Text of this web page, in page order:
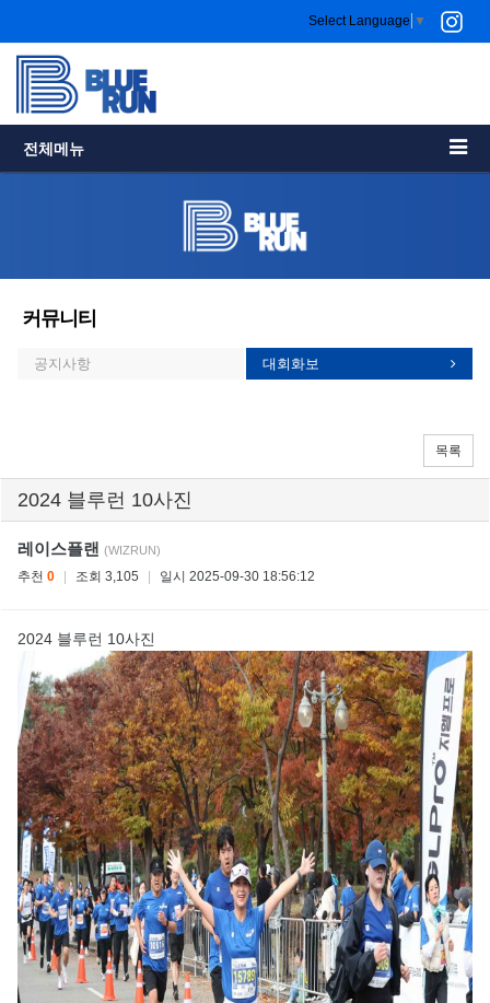
Select Language ▼
전체메뉴
커뮤니티
공지사항 대회화보
목록
2024 블루런 10사진
레이스플랜 (WIZRUN)
추천 0 | 조회 3,105 | 일시 2025-09-30 18:56:12
2024 블루런 10사진